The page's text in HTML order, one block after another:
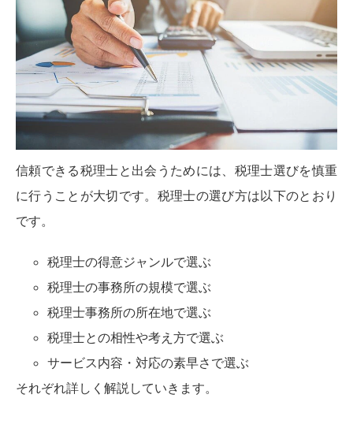
信頼できる税理士と出会うためには、税理士選びを慎重
に行うことが大切です。税理士の選び方は以下のとおり
です。
税理士の得意ジャンルで選ぶ
税理士の事務所の規模で選ぶ
税理士事務所の所在地で選ぶ
税理士との相性や考え方で選ぶ
サービス内容・対応の素早さで選ぶ
それぞれ詳しく解説していきます。